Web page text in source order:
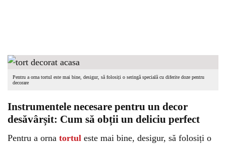
Pentru a orna tortul este mai bine, desigur, să folosiți o seringă specială cu diferite doze pentru
decorare
Instrumentele necesare pentru un decor
desăvârșit: Cum să obții un deliciu perfect
Pentru a orna tortul este mai bine, desigur, să folosiți o